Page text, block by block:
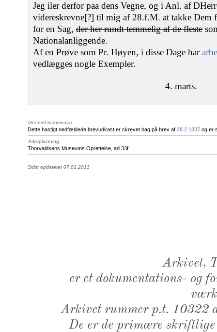
Jeg iler derfor paa dens Vegne, og i Anl. af
videreskrevne[?] til mig af 28.f.M. at takke Dem
for en Sag, der her rundt temmelig af de fleste
Nationalanliggende.
Af en Prøve som Pr. Høyen, i disse Dage har
vedlægges nogle Exempler.
4. marts.
Generel kommentar
Dette hastigt nedfældede brevudkast er skrevet bag på brev af 28.2.1837 og er
Arkivplacering
Thorvaldsens Museums Oprettelse, ad 33f
Sidst opdateret 07.01.2013
Arkivet,
er et dokumentations- og
Arkivet rummer p.t. 10322
De er de primære